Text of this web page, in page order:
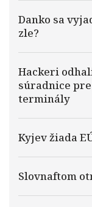
Danko sa
zle?
Hackeri
súradnice
terminály
Kyjev žiada
Slovnaftom